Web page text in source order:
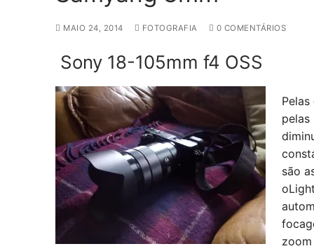
MAIO 24, 2014 FOTOGRAFIA 0 COMENTÁRIOS
Sony 18-105mm f4 OSS
pelas
são
zoom